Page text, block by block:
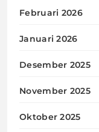
Februari 2026
Januari 2026
Desember 2025
November 2025
Oktober 2025